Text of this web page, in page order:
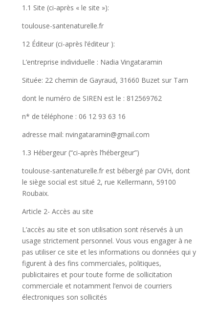
1.1 Site (ci-après « le site »):
toulouse-santenaturelle.fr
12 Éditeur (ci-après l’éditeur ):
L’entreprise individuelle : Nadia Vingataramin
Située: 22 chemin de Gayraud, 31660 Buzet sur Tarn
dont le numéro de SIREN est le : 812569762
n* de téléphone : 06 12 93 63 16
adresse mail: nvingataramin@gmail.com
1.3 Hébergeur (“ci-après l’hébergeur”)
toulouse-santenaturelle.fr est bébergé par OVH, dont
le siège social est situé 2, rue Kellermann, 59100
Roubaix.
Article 2- Accès au site
L’accès au site et son utilisation sont réservés à un
usage strictement personnel. Vous vous engager à ne
pas utiliser ce site et les informations ou données qui y
figurent à des fins commerciales, politiques,
publicitaires et pour toute forme de sollicitation
commerciale et notamment l’envoi de courriers
électroniques son sollicités